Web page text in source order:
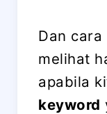
Dan
melihat
apabila
keyword